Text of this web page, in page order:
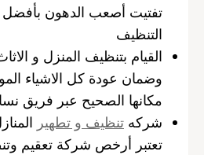
تفتيت أصعب الدهون بأفضل
التنظيف
القيام بتنظيف المنزل و
وضمان عودة كل الاشياء
مكانها الصحيح عبر فريق
شركه تنظيف و تطهير
تعتبر أرخص شركة تعقيم